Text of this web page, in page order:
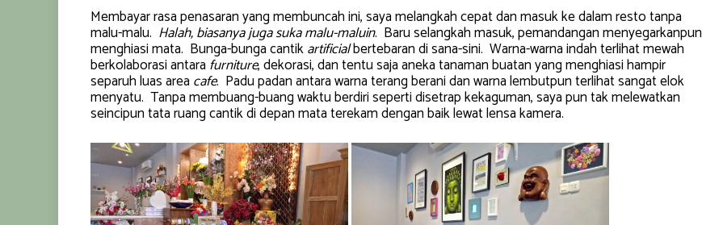
Membayar rasa penasaran yang membuncah ini, saya melangkah cepat dan masuk ke dalam resto tanpa
malu-malu. Halah, biasanya juga suka malu-maluin. Baru selangkah masuk, pemandangan menyegarkanpun
menghiasi mata. Bunga-bunga cantikartificialbertebaran di sana-sini. Warna-warna indah terlihat mewah
berkolaborasi antara furniture, dekorasi, dan tentu saja aneka tanaman buatan yang menghiasi hampir
separuh luas area cafe. Padu padan antara warna terang berani dan warna lembutpun terlihat sangat elok
menyatu. Tanpa membuang-buang waktu berdiri seperti disetrap kekaguman, saya pun tak melewatkan
seincipun tata ruang cantik di depan mata terekam dengan baik lewat lensa kamera.